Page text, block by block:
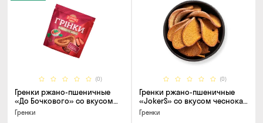
(0)
Гренки ржано-пшеничные
«До Бочкового» со вкусом
телятины и аджики, 75г
Гренки
(0)
Гренки ржано-пшеничные
«JokerS» со вкусом чеснока,
80 г
Гренки